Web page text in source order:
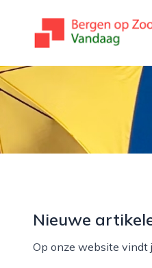
Nieuwe
Op onze website vindt